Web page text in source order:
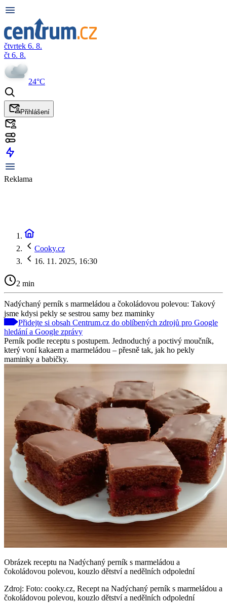
čtvrtek 6. 8.
čt 6. 8.
24°C
Přihlášení
Reklama
Cooky.cz
16. 11. 2025, 16:30
2 min
Nadýchaný perník s marmeládou a čokoládovou polevou: Takový
jsme kdysi pekly se sestrou samy bez maminky
Přidejte si obsah Centrum.cz do oblíbených zdrojů pro Google
hledání a Google zprávy
Perník podle receptu s postupem. Jednoduchý a poctivý moučník,
který voní kakaem a marmeládou – přesně tak, jak ho pekly
maminky a babičky.
Obrázek receptu na Nadýchaný perník s marmeládou a
čokoládovou polevou, kouzlo dětství a nedělních odpolední
Zdroj: Foto: cooky.cz, Recept na Nadýchaný perník s marmeládou a
čokoládovou polevou, kouzlo dětství a nedělních odpolední